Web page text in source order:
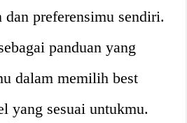
dan preferensimu sendiri.
panduan yang
dalam memilih best
yang sesuai untukmu.